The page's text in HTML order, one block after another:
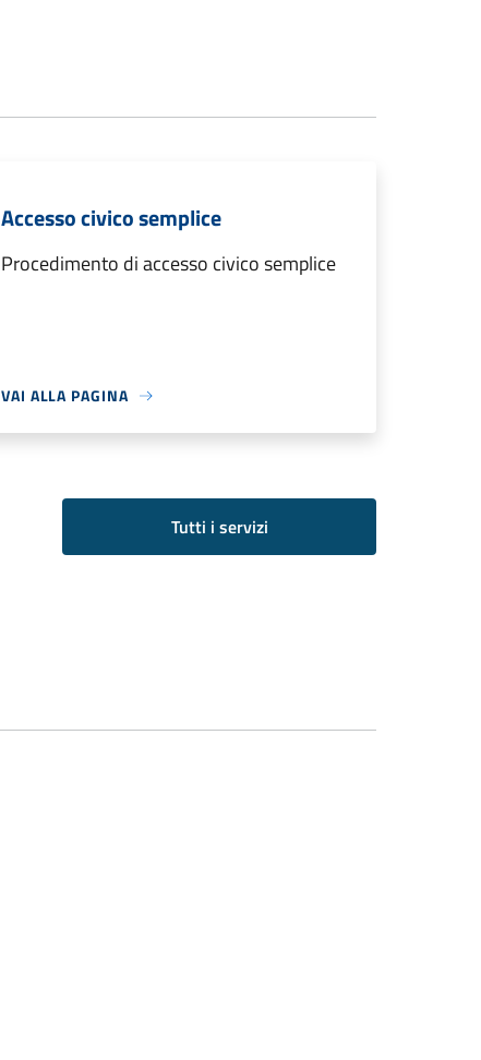
Accesso civico semplice
Procedimento di accesso civico semplice
VAI ALLA PAGINA
Tutti i servizi